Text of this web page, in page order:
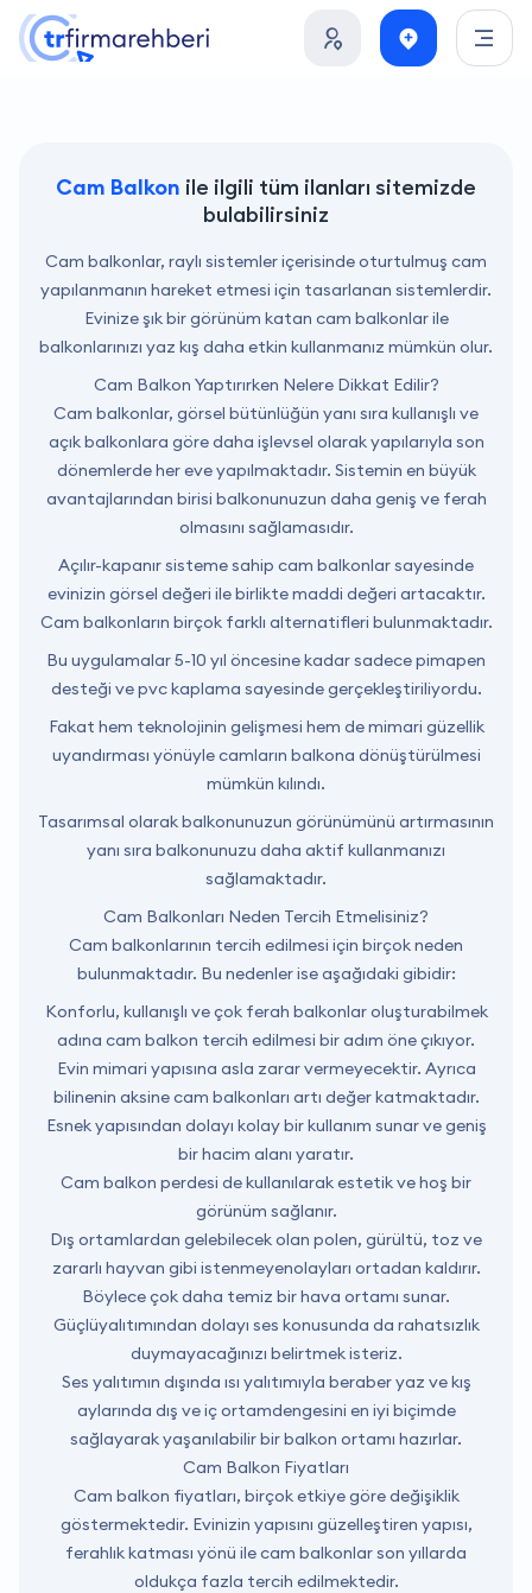
Cam Balkon ile ilgili tüm ilanları sitemizde
bulabilirsiniz
Cam balkonlar, raylı sistemler içerisinde oturtulmuş cam
yapılanmanın hareket etmesi için tasarlanan sistemlerdir.
Evinize şık bir görünüm katan cam balkonlar ile
balkonlarınızı yaz kış daha etkin kullanmanız mümkün olur.
Cam Balkon Yaptırırken Nelere Dikkat Edilir?
Cam balkonlar, görsel bütünlüğün yanı sıra kullanışlı ve
açık balkonlara göre daha işlevsel olarak yapılarıyla son
dönemlerde her eve yapılmaktadır. Sistemin en büyük
avantajlarından birisi balkonunuzun daha geniş ve ferah
olmasını sağlamasıdır.
Açılır-kapanır sisteme sahip cam balkonlar sayesinde
evinizin görsel değeri ile birlikte maddi değeri artacaktır.
Cam balkonların birçok farklı alternatifleri bulunmaktadır.
Bu uygulamalar 5-10 yıl öncesine kadar sadece pimapen
desteği ve pvc kaplama sayesinde gerçekleştiriliyordu.
Fakat hem teknolojinin gelişmesi hem de mimari güzellik
uyandırması yönüyle camların balkona dönüştürülmesi
mümkün kılındı.
Tasarımsal olarak balkonunuzun görünümünü artırmasının
yanı sıra balkonunuzu daha aktif kullanmanızı
sağlamaktadır.
Cam Balkonları Neden Tercih Etmelisiniz?
Cam balkonlarının tercih edilmesi için birçok neden
bulunmaktadır. Bu nedenler ise aşağıdaki gibidir:
Konforlu, kullanışlı ve çok ferah balkonlar oluşturabilmek
adına cam balkon tercih edilmesi bir adım öne çıkıyor.
Evin mimari yapısına asla zarar vermeyecektir. Ayrıca
bilinenin aksine cam balkonları artı değer katmaktadır.
Esnek yapısından dolayı kolay bir kullanım sunar ve geniş
bir hacim alanı yaratır.
Cam balkon perdesi de kullanılarak estetik ve hoş bir
görünüm sağlanır.
Dış ortamlardan gelebilecek olan polen, gürültü, toz ve
zararlı hayvan gibi istenmeyenolayları ortadan kaldırır.
Böylece çok daha temiz bir hava ortamı sunar.
Güçlüyalıtımından dolayı ses konusunda da rahatsızlık
duymayacağınızı belirtmek isteriz.
Ses yalıtımın dışında ısı yalıtımıyla beraber yaz ve kış
aylarında dış ve iç ortamdengesini en iyi biçimde
sağlayarak yaşanılabilir bir balkon ortamı hazırlar.
Cam Balkon Fiyatları
Cam balkon fiyatları, birçok etkiye göre değişiklik
göstermektedir. Evinizin yapısını güzelleştiren yapısı,
ferahlık katması yönü ile cam balkonlar son yıllarda
oldukça fazla tercih edilmektedir.